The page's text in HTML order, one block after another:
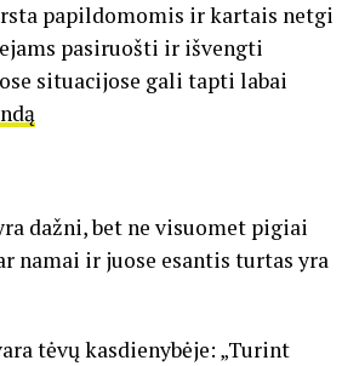
papildomomis ir kartais netgi
pasiruošti ir išvengti
situacijose gali tapti labai
dažni, bet ne visuomet pigiai
namai ir juose esantis turtas yra
tėvų kasdienybėje: „Turint